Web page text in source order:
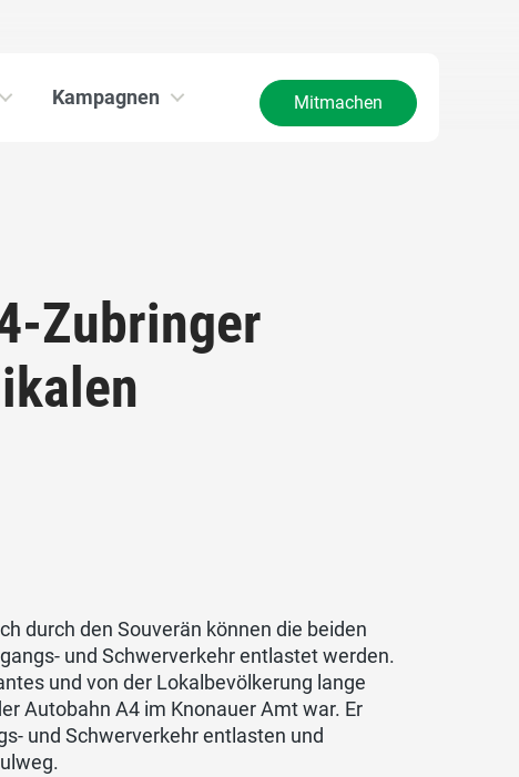
Kampagnen Mitmachen
Zubringer
durch den Souverän können die beiden
und Schwerverkehr entlastet werden.
und von der Lokalbevölkerung lange
Autobahn A4 im Knonauer Amt war. Er
und Schwerverkehr entlasten und